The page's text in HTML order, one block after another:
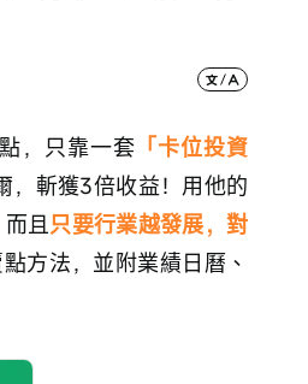
，只靠一套 「卡位投資
，斬獲3倍收益！用他的
而且只要行業越發展，對
方法，並附業績日曆、